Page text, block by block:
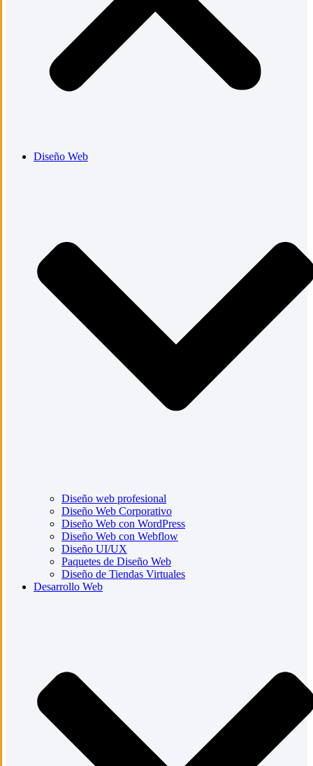
Diseño Web
Diseño web profesional
Diseño Web Corporativo
Diseño Web con WordPress
Diseño Web con Webflow
Diseño UI/UX
Paquetes de Diseño Web
Diseño de Tiendas Virtuales
Desarrollo Web